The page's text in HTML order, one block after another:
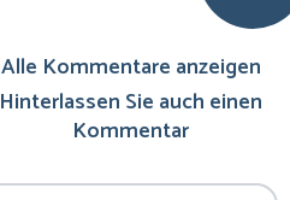
Alle Kommentare anzeigen
Hinterlassen Sie auch einen
Kommentar